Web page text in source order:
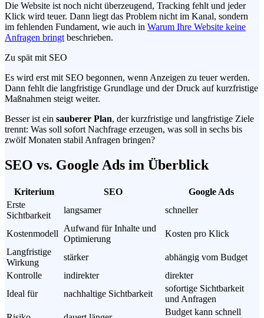
Die Website ist noch nicht überzeugend, Tracking fehlt und jeder
Klick wird teuer. Dann liegt das Problem nicht im Kanal, sondern
im fehlenden Fundament, wie auch in Warum Ihre Website keine
Anfragen bringt beschrieben.
Zu spät mit SEO
Es wird erst mit SEO begonnen, wenn Anzeigen zu teuer werden.
Dann fehlt die langfristige Grundlage und der Druck auf kurzfristige
Maßnahmen steigt weiter.
Besser ist ein sauberer Plan, der kurzfristige und langfristige Ziele
trennt: Was soll sofort Nachfrage erzeugen, was soll in sechs bis
zwölf Monaten stabil Anfragen bringen?
SEO vs. Google Ads im Überblick
Kriterium SEO
Google Ads
Erste
Sichtbarkeit
langsamer schneller
Kostenmodell
Aufwand für Inhalte und
Optimierung
Kosten pro Klick
Langfristige
Wirkung
stärker
abhängig vom Budget
Kontrolle
indirekter
direkter
Ideal für
nachhaltige Sichtbarkeit
sofortige Sichtbarkeit
und Anfragen
Budget kann schnell